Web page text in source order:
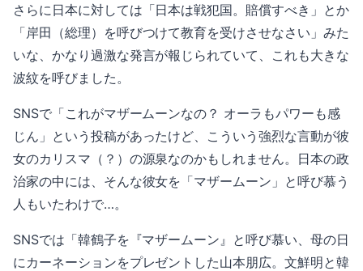
さらに日本に対しては「日本は戦犯国。賠償すべき」とか
「岸田（総理）を呼びつけて教育を受けさせなさい」みた
いな、かなり過激な発言が報じられていて、これも大きな
波紋を呼びました。
SNSで「これがマザームーンなの？ オーラもパワーも感
じん」という投稿があったけど、こういう強烈な言動が彼
女のカリスマ（？）の源泉なのかもしれません。日本の政
治家の中には、そんな彼女を「マザームーン」と呼び慕う
人もいたわけで…。
SNSでは「韓鶴子を『マザームーン』と呼び慕い、母の日
にカーネーションをプレゼントした山本朋広。文鮮明と韓